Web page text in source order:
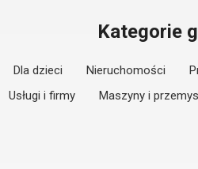
Kategorie
Dla dzieci Nieruchomości
Usługi i firmy Maszyny i